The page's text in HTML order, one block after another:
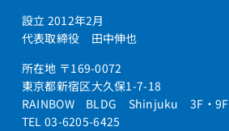
設立 2012年2月
代表取締役 田中伸也
所在地 〒169-0072
東京都新宿区大久保1-7-18
RAINBOW BLDG Shinjuku 3F・9F
TEL 03-6205-6425